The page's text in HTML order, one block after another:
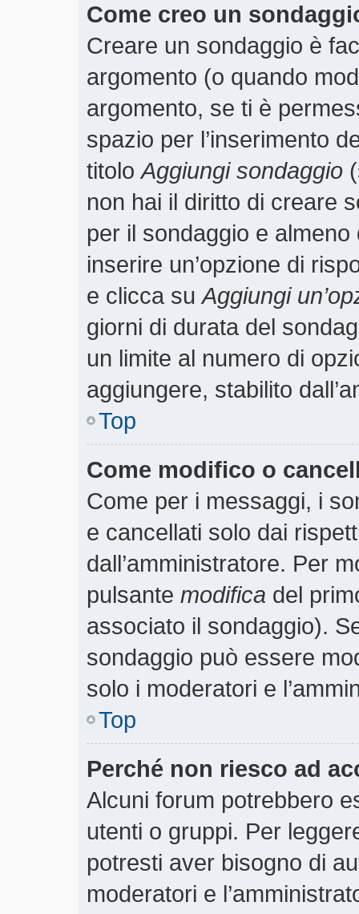
Come creo un
Creare un sondaggio è
argomento (o quando
argomento, se ti è
spazio per l’inserimento
titoloAggiungi sondaggio
non hai il diritto di creare
per il sondaggio e
inserire un’opzione di
e clicca suAggiungi
giorni di durata del
un limite al numero di
aggiungere, stabilito
Top
Come modifico o
Come per i messaggi, i
e cancellati solo dai
dall’amministratore. Per
pulsante modifica del
associato il sondaggio).
sondaggio può essere
solo i moderatori e
Top
Perché non riesco ad
Alcuni forum potrebbero
utenti o gruppi. Per
potresti aver bisogno di
moderatori e